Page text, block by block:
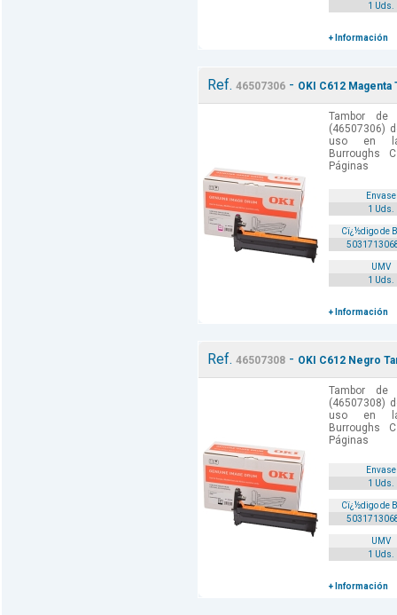
1 Uds.
+ Información
Ref. 46507306- OKI C612
Tambor de
(46507306)
uso en
Burroughs
Páginas
Envase
1 Uds.
Cï¿½digo de
UMV
1 Uds.
+ Información
Ref. 46507308- OKI C612 Negro
Tambor de
(46507308)
uso en
Burroughs
Páginas
Envase
1 Uds.
Cï¿½digo de
UMV
1 Uds.
+ Información